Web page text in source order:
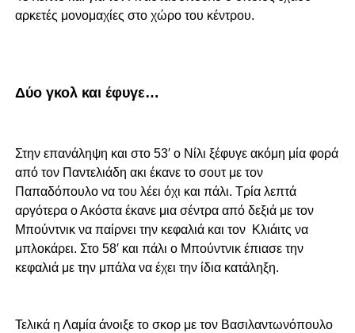
αρκετές μονομαχίες στο χώρο του κέντρου.
Δύο γκολ και έφυγε…
Στην επανάληψη και στο 53′ ο Νίλι ξέφυγε ακόμη μία φορά
από τον Παντελιάδη ακι έκανε το σουτ με τον
Παπαδόπουλο να του λέει όχι και πάλι. Τρία λεπτά
αργότερα ο Ακόστα έκανε μια σέντρα από δεξιά με τον
Μπούντνικ να παίρνει την κεφαλιά και τον Κλιάιτς να
μπλοκάρει. Στο 58′ και πάλι ο Μπούντνικ έπιασε την
κεφαλιά με την μπάλα να έχει την ίδια κατάληξη.
Τελικά η Λαμία άνοιξε το σκορ με τον Βασιλαντωνόπουλο